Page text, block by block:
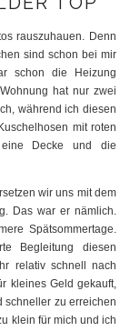
rauszuhauen. Denn
sind schon bei mir
schon die Heizung
hat nur zwei
während ich diesen
mit roten
eine Decke und die
wir uns mit dem
Das war er nämlich.
Spätsommertage.
Begleitung diesen
relativ schnell nach
kleines Geld gekauft,
schneller zu erreichen
klein für mich und ich